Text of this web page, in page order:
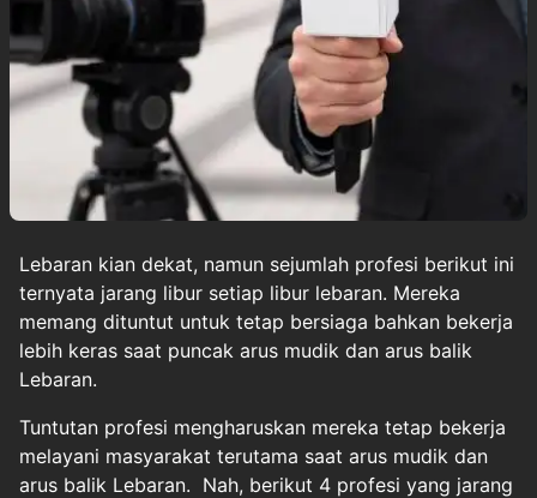
Lebaran kian dekat, namun sejumlah profesi berikut ini
ternyata jarang libur setiap libur lebaran. Mereka
memang dituntut untuk tetap bersiaga bahkan bekerja
lebih keras saat puncak arus mudik dan arus balik
Lebaran.
Tuntutan profesi mengharuskan mereka tetap bekerja
melayani masyarakat terutama saat arus mudik dan
arus balik Lebaran. Nah, berikut 4 profesi yang jarang